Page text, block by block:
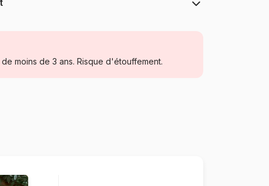
Puzzles - Animaux en BD et dessins
moins de 3 ans. Risque d'étouffement.